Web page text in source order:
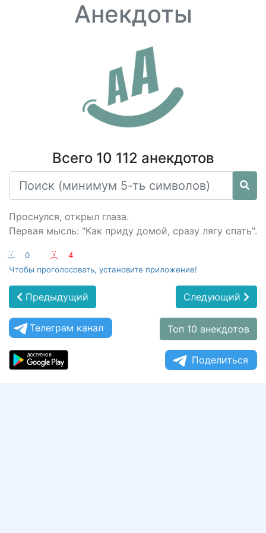
Анекдоты
Всего 10 112 анекдотов
Проснулся, открыл глаза.
Первая мысль: "Как приду домой, сразу лягу спать".
:-) 0 :-(
4
Чтобы проголосовать, установите приложение!
Предыдущий Следующий
Телеграм канал Топ 10 анекдотов
Поделиться